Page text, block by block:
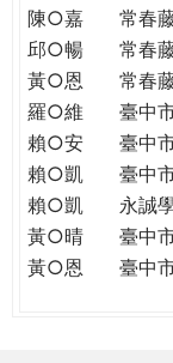
陳○嘉
常春
邱○暢
常春
黃○恩
常春
羅○維
臺中
賴○安
臺中
賴○凱
臺中
賴○凱
永誠
黃○晴
臺中
黃○恩
臺中